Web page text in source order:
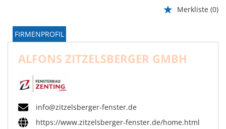
Merkliste (0)
FIRMENPROFIL
ALFONS ZITZELSBERGER GMBH
info@zitzelsberger-fenster.de
https://www.zitzelsberger-fenster.de/home.html